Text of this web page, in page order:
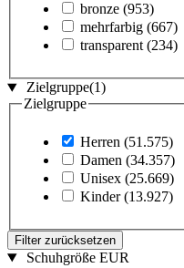
bronze (953)
mehrfarbig (667)
transparent (234)
Zielgruppe(1)
Zielgruppe
Herren (51.575)
Damen (34.357)
Unisex (25.669)
Kinder (13.927)
Filter zurücksetzen
Schuhgröße EUR